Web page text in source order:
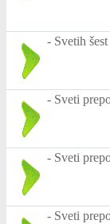
- Svetih
- Sveti
- Sveti
- Sveti